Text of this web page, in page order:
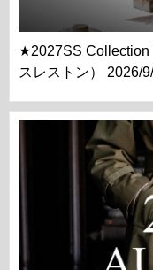
★2027SS Collection
スレストン） 2026/